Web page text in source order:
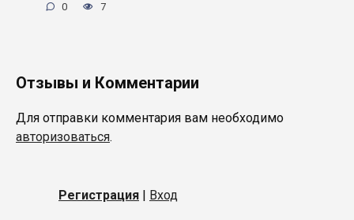
0 7
Отзывы и Комментарии
Для отправки комментария вам необходимо
авторизоваться.
Регистрация | Вход